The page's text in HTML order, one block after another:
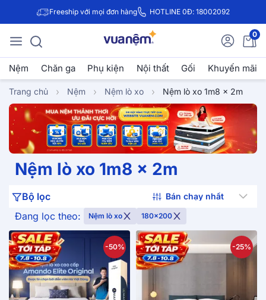
Freeship với mọi đơn hàng HOTLINE 0Đ: 18002092
0
Nệm Chăn ga Phụ kiện Nội thất Gối Khuyến mãi
Trang chủ Nệm Nệm lò xo Nệm lò xo 1m8 x 2m
Nệm lò xo 1m8 x 2m
Đang lọc theo: Nệm lò xo 180x200
Bộ lọc
-50% -25%